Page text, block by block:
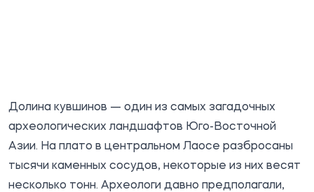
Долина кувшинов — один из самых загадочных
археологических ландшафтов Юго-Восточной
Азии. На плато в центральном Лаосе разбросаны
тысячи каменных сосудов, некоторые из них весят
несколько тонн. Археологи давно предполагали,